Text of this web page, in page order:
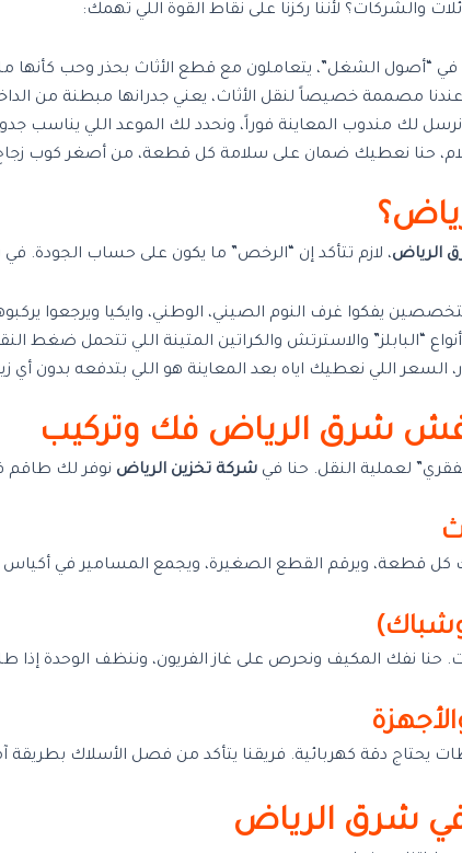
والشركات؟ لأننا ركزنا على نقاط القوة اللي تهمك:
في “أصول الشغل”، يتعاملون مع قطع الأثاث بحذر وحب
عندنا مصممة خصيصاً لنقل الأثاث، يعني جدرانها مبطنة من
لك مندوب المعاينة فوراً، ونحدد لك الموعد اللي يناسب
حنا نعطيك ضمان على سلامة كل قطعة، من أصغر كوب زجاج
الرياض، لازم تتأكد إن “الرخص” ما يكون على حساب الجودة.
يفكوا غرف النوم الصيني، الوطني، وايكيا ويرجعوا
“البابلز” والاسترتش والكراتين المتينة اللي تتحمل ضغط
السعر اللي نعطيك اياه بعد المعاينة هو اللي بتدفعه بدون أي
شرق الرياض فك وتركيب
لعملية النقل. حنا في شركة تخزين الرياض نوفر لك طاقم
كل قطعة، ويرقم القطع الصغيرة، ويجمع المسامير في
نفك المكيف ونحرص على غاز الفريون، وننظف الوحدة إذا
يحتاج دقة كهربائية. فريقنا يتأكد من فصل الأسلاك بطريقة
في شرق الرياض